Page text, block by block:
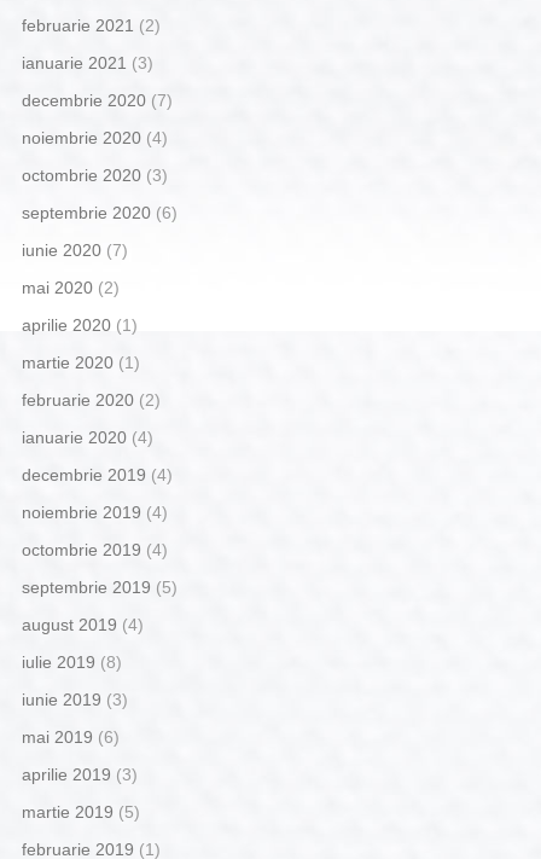
februarie 2021 (2)
ianuarie 2021 (3)
decembrie 2020(7)
noiembrie 2020(4)
octombrie 2020(3)
septembrie 2020(6)
iunie 2020(7)
mai 2020(2)
aprilie 2020(1)
martie 2020(1)
februarie 2020(2)
ianuarie 2020(4)
decembrie 2019 (4)
noiembrie 2019 (4)
octombrie 2019 (4)
septembrie 2019 (5)
august 2019 (4)
iulie 2019 (8)
iunie 2019 (3)
mai 2019 (6)
aprilie 2019 (3)
martie 2019 (5)
februarie 2019 (1)